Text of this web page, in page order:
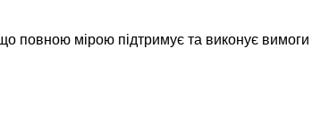
повною мірою підтримує та виконує вимоги